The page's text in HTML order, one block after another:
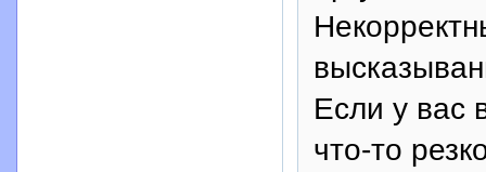
Если у вас
что-то